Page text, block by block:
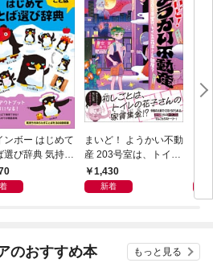
ンボー はじめて
選び辞典 気持ち
まいど！ ようかい不動
産 203号室は、トイレ
の花子さんの部屋？
1,430
新着
のおすすめ本 もっと見る